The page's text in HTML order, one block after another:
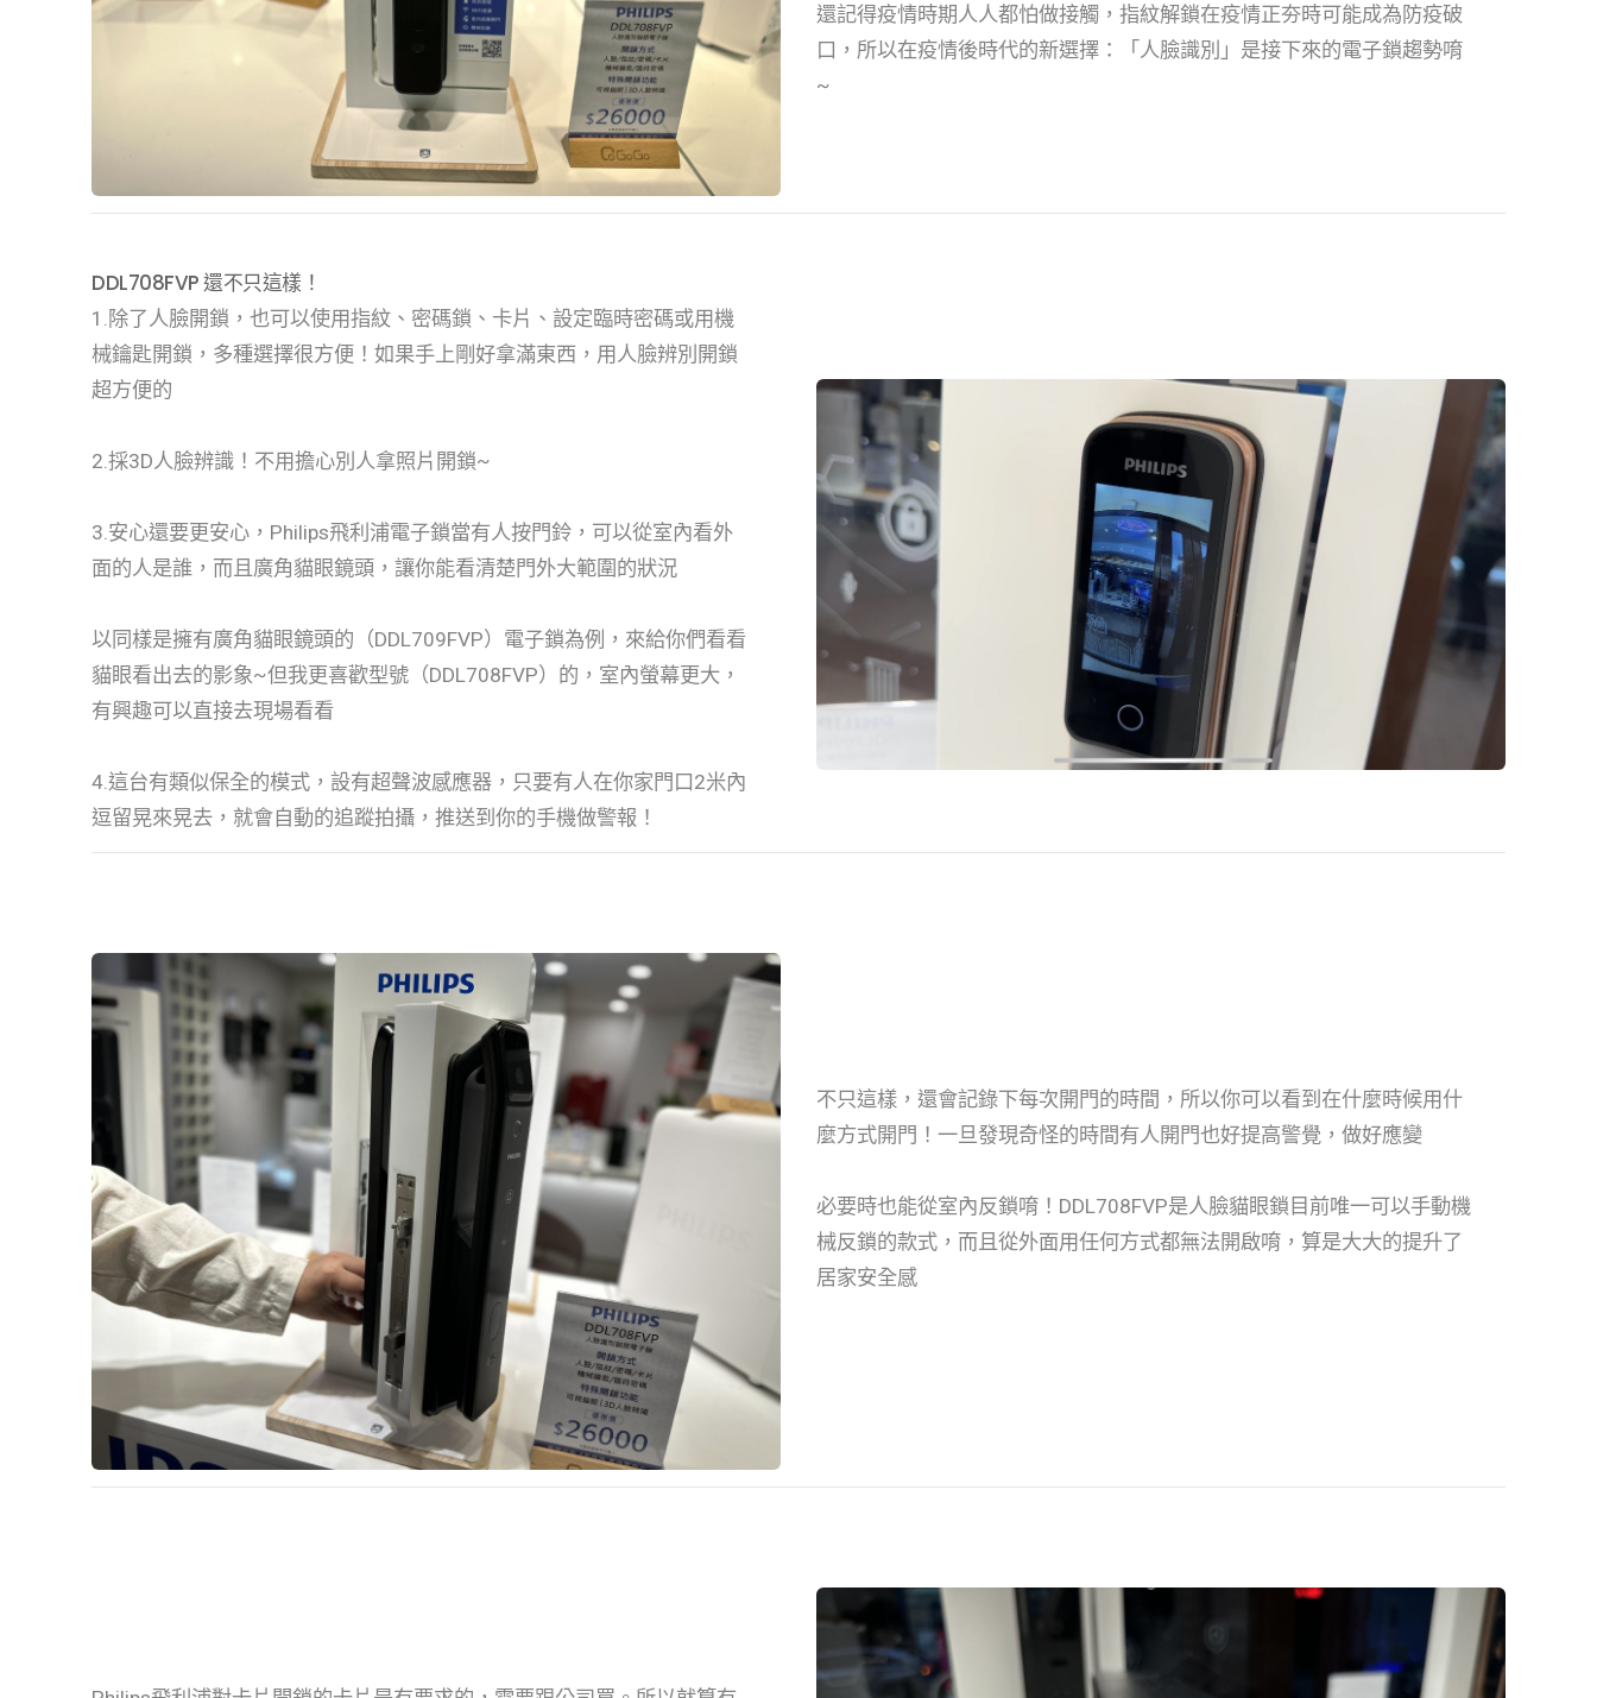
還記得疫情時期人人都怕做接觸，指紋解鎖在疫情正夯時可能成為防疫破
口，所以在疫情後時代的新選擇：「人臉識別」是接下來的電子鎖趨勢唷
~
DDL708FVP 還不只這樣！
1.除了人臉開鎖，也可以使用指紋、密碼鎖、卡片、設定臨時密碼或用機
械鑰匙開鎖，多種選擇很方便！如果手上剛好拿滿東西，用人臉辨別開鎖
超方便的
2.採3D人臉辨識！不用擔心別人拿照片開鎖~
3.安心還要更安心，Philips飛利浦電子鎖當有人按門鈴，可以從室內看外
面的人是誰，而且廣角貓眼鏡頭，讓你能看清楚門外大範圍的狀況
以同樣是擁有廣角貓眼鏡頭的（DDL709FVP）電子鎖為例，來給你們看看
貓眼看出去的影象~但我更喜歡型號（DDL708FVP）的，室內螢幕更大，
有興趣可以直接去現場看看
4.這台有類似保全的模式，設有超聲波感應器，只要有人在你家門口2米內
逗留晃來晃去，就會自動的追蹤拍攝，推送到你的手機做警報！
不只這樣，還會記錄下每次開門的時間，所以你可以看到在什麼時候用什
麼方式開門！一旦發現奇怪的時間有人開門也好提高警覺，做好應變
必要時也能從室內反鎖唷！DDL708FVP是人臉貓眼鎖目前唯一可以手動機
械反鎖的款式，而且從外面用任何方式都無法開啟唷，算是大大的提升了
居家安全感